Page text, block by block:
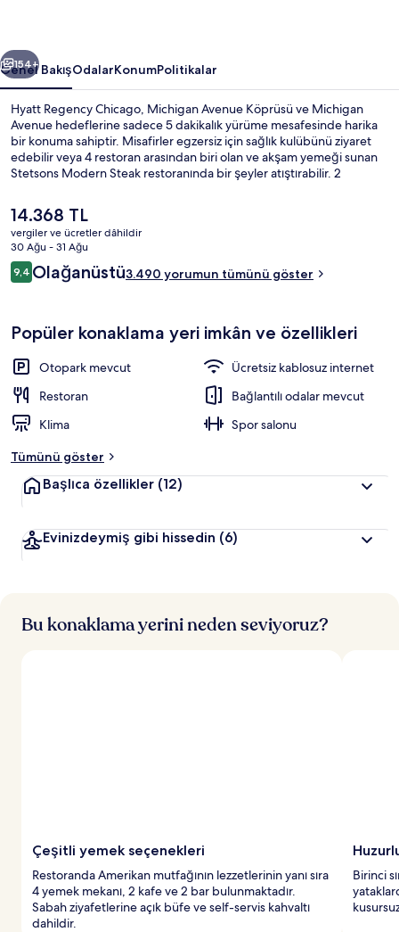
Sonraki
154+
Genel BakışOdalarKonumPolitikalar
Hyatt Regency Chicago, Michigan Avenue Köprüsü ve Michigan
Avenue hedeflerine sadece 5 dakikalık yürüme mesafesinde harika
bir konuma sahiptir. Misafirler egzersiz için sağlık kulübünü ziyaret
edebilir veya 4 restoran arasından biri olan ve akşam yemeği sunan
Stetsons Modern Steak restoranında bir şeyler atıştırabilir. 2
öne çıkan özellikler arasındadır. Misafirler konforlu yataklar ve
yardıma hazır personel ile ilgili harika yorumlarda bulunuyor.
Konaklama yeri toplu taşımaya yakındır, Randolph-Wabash İstasyonu
8 dakikalık ve State İstasyonu 8 dakikalık yürüme mesafesindedir.
Şu
anki
fiyat
14.368 TL
14.368 TL
vergiler ve ücretler dâhildir
30 Ağu - 31 Ağu
Yorumlar
9,49,4/10
Olağanüstü3.490 yorumun tümünü göster
Popüler konaklama yeri imkân ve özellikleri
Otopark mevcut
Ücretsiz kablosuz internet
Restoran
Bağlantılı odalar mevcut
Klima
Spor salonu
Tümünü göster
Başlıca özellikler (12)
Evinizdeymiş gibi hissedin (6)
Bu konaklama yerini neden seviyoruz?
Çeşitli yemek seçenekleri
Restoranda Amerikan mutfağının lezzetlerinin yanı sıra
4 yemek mekanı, 2 kafe ve 2 bar bulunmaktadır.
Sabah ziyafetlerine açık büfe ve self-servis kahvaltı
dahildir.
Birinci